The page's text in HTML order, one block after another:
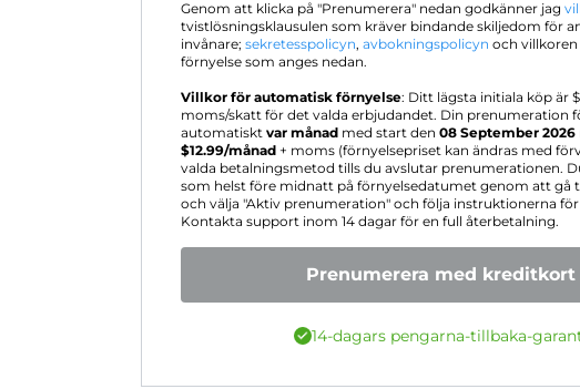
Genom att klicka på "Prenumerera" nedan godkänner jag
tvistlösningsklausulen som kräver bindande skiljedom för
invånare; sekretesspolicyn, avbokningspolicyn och
förnyelse som anges nedan.
Villkor för automatisk förnyelse: Ditt lägsta initiala köp är $
moms/skatt för det valda erbjudandet. Din prenumeration
automatiskt var månad med start den 08 September 2026
$12.99/månad + moms (förnyelsepriset kan ändras med
valda betalningsmetod tills du avslutar prenumerationen.
som helst före midnatt på förnyelsedatumet genom att gå
och välja "Aktiv prenumeration" och följa instruktionerna för
Kontakta support inom 14 dagar för en full återbetalning.
Prenumerera med kreditkort
14-dagars pengarna-tillbaka-